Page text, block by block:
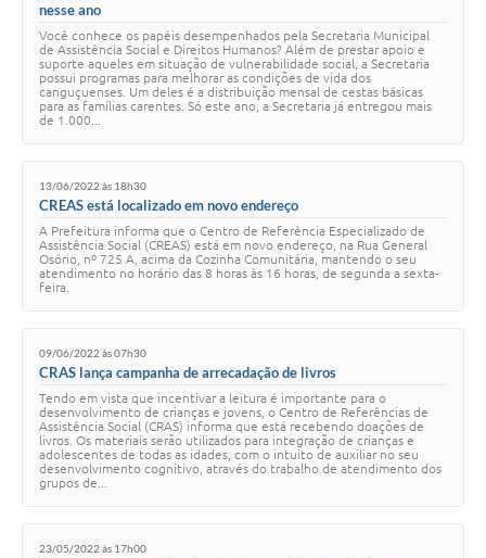
nesse ano
Você conhece os papéis desempenhados pela Secretaria Municipal
de Assistência Social e Direitos Humanos? Além de prestar apoio e
suporte aqueles em situação de vulnerabilidade social, a Secretaria
possui programas para melhorar as condições de vida dos
canguçuenses. Um deles é a distribuição mensal de cestas básicas
para as famílias carentes. Só este ano, a Secretaria já entregou mais
de 1.000...
13/06/2022 às 18h30
CREAS está localizado em novo endereço
A Prefeitura informa que o Centro de Referência Especializado de
Assistência Social (CREAS) está em novo endereço, na Rua General
Osório, nº 725 A, acima da Cozinha Comunitária, mantendo o seu
atendimento no horário das 8 horas às 16 horas, de segunda a sexta-
feira.
09/06/2022 às 07h30
CRAS lança campanha de arrecadação de livros
Tendo em vista que incentivar a leitura é importante para o
desenvolvimento de crianças e jovens, o Centro de Referências de
Assistência Social (CRAS) informa que está recebendo doações de
livros. Os materiais serão utilizados para integração de crianças e
adolescentes de todas as idades, com o intuito de auxiliar no seu
desenvolvimento cognitivo, através do trabalho de atendimento dos
grupos de...
23/05/2022 às 17h00